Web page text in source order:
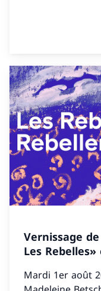
Vernissage
Les
Mardi 1er août